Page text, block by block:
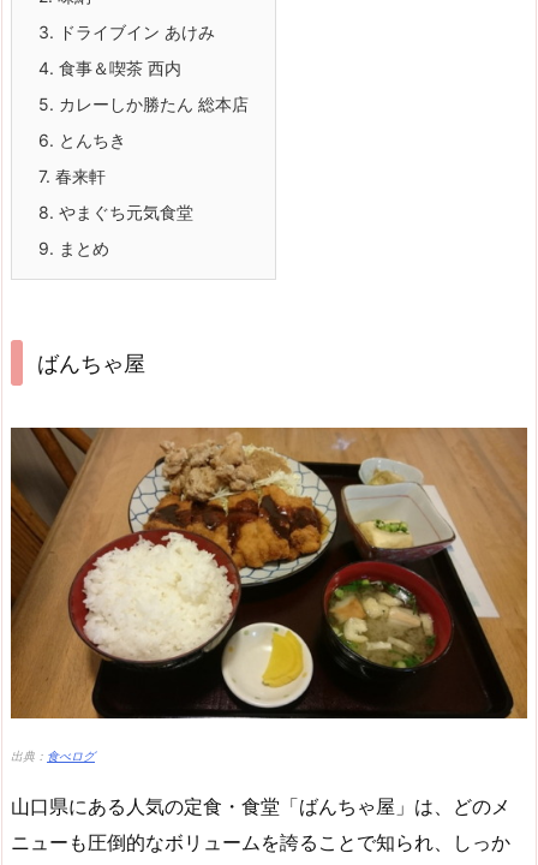
3. ドライブイン あけみ
4. 食事＆喫茶 西内
5. カレーしか勝たん 総本店
6. とんちき
7. 春来軒
8. やまぐち元気食堂
9. まとめ
ばんちゃ屋
出典： 食べログ
山口県にある人気の定食・食堂「ばんちゃ屋」は、どのメ
ニューも圧倒的なボリュームを誇ることで知られ、しっか